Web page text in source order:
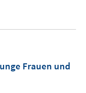
Frauen und